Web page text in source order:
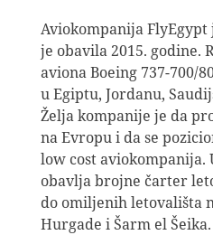
Aviokompanija
je obavila 2015. godine.
aviona Boeing 737-700/
u Egiptu, Jordanu,
Želja kompanije je da
na Evropu i da se
low cost aviokompanija.
obavlja brojne čarter
do omiljenih letovališta
Hurgade i Šarm el Šeika.